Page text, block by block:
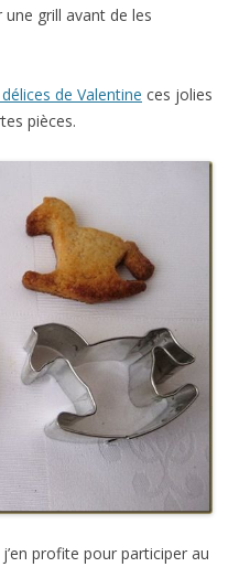
grill avant de les
de Valentine ces jolies
pièces.
profite pour participer au